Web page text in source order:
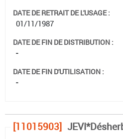
DATE DE RETRAIT DE L'USAGE :
01/11/1987
DATE DE FIN DE DISTRIBUTION :
-
DATE DE FIN D'UTILISATION :
-
[11015903]